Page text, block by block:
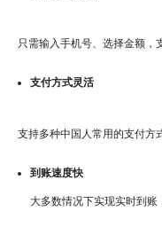
只需输入手机号、选择金额，
支付方式灵活
支持多种中国人常用的支付方
到账速度快
大多数情况下实现实时到账